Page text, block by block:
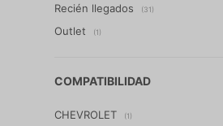
Recién llegados (31)
Outlet (1)
COMPATIBILIDAD
CHEVROLET (1)